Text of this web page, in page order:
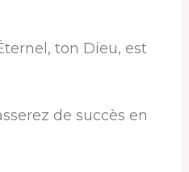
ton Dieu, est
de succès en